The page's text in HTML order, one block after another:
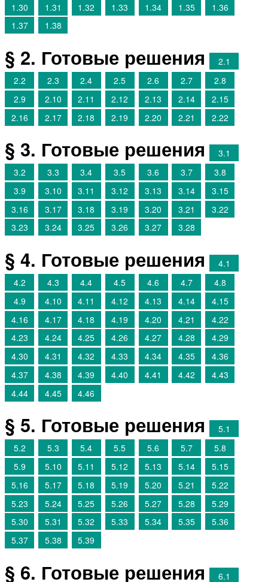
1.30
1.31 1.32 1.33 1.34 1.35
1.36
1.37
1.38
§ 2. Готовые решения
2.1
2.2
2.3 2.4 2.5 2.6 2.7
2.8
2.9
2.10 2.11 2.12 2.13 2.14
2.15
2.16
2.17 2.18 2.19 2.20 2.21 2.22
§ 3. Готовые решения
3.1
3.2
3.3 3.4 3.5 3.6 3.7
3.8
3.9
3.10 3.11 3.12 3.13 3.14
3.15
3.16
3.17 3.18 3.19 3.20 3.21
3.22
3.23
3.24 3.25 3.26 3.27 3.28
§ 4. Готовые решения
4.1
4.2
4.3 4.4 4.5 4.6 4.7
4.8
4.9
4.10 4.11 4.12 4.13 4.14
4.15
4.16
4.17 4.18 4.19 4.20 4.21
4.22
4.23
4.24 4.25 4.26 4.27 4.28
4.29
4.30
4.31 4.32 4.33 4.34 4.35
4.36
4.37
4.38 4.39 4.40 4.41 4.42
4.43
4.44
4.45 4.46
§ 5. Готовые решения
5.1
5.2
5.3 5.4 5.5 5.6 5.7
5.8
5.9
5.10 5.11 5.12 5.13 5.14
5.15
5.16
5.17 5.18 5.19 5.20 5.21
5.22
5.23
5.24 5.25 5.26 5.27 5.28
5.29
5.30
5.31 5.32 5.33 5.34 5.35
5.36
5.37
5.38 5.39
§ 6. Готовые решения 6.1